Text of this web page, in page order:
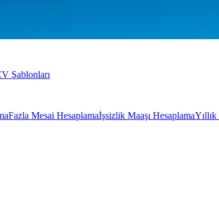
Şablonları
Fazla Mesai Hesaplamaİşsizlik Maaşı Hesaplama